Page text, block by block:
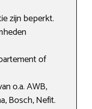
zijn beperkt.
of
o.a. AWB,
Bosch, Nefit.